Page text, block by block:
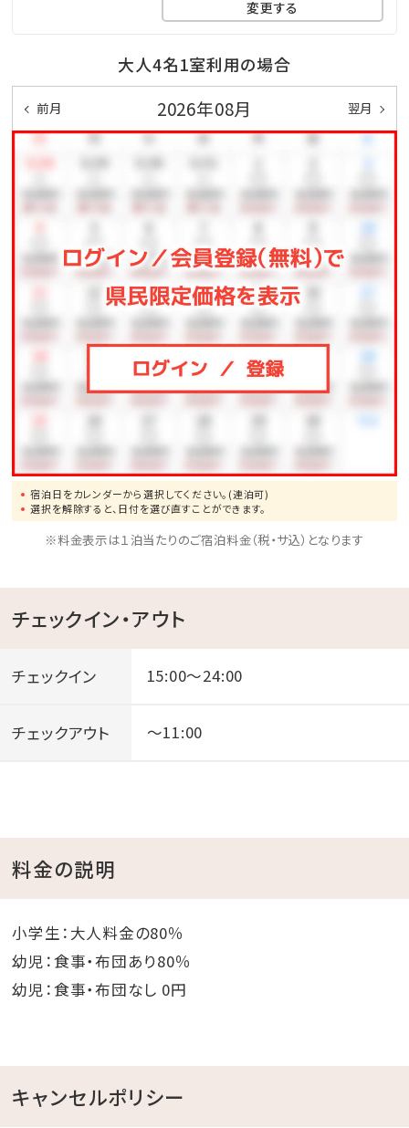
■OMOTENASHI-おもてなし-
・屋外プライベートプール（4月～10月）
・ホテルマハイナ大浴場利用可
（別館宿泊者無料／本館宿泊者500円）
└無料シャトルバス運行（当ホテル－ハナサキマルシ
ェ・系列ホテルマハイナ）
・無料Wi-Fi完備
・無料駐車場完備
※おもてなしは、いかなる場合も返金・換金は致しかね
ます。
■KIDS-お子様サービス-
・貸出備品（ベビーカー、ベビーベッド、ベッドガードな
ど）
※事前予約可。数に限りがございます。
【徒歩-約10分-】備瀬フクギ並木
【車-約5分-】オキナワ ハナサキマルシェ
【車-約10分-】スーパー、ドラックストア
>>スタンダードツイン・ガーデンプール(2～4名)はこち
>>スタンダードツイン・オーシャン(1～4名)はこちら
>>スタンダードツイン・ガーデン(2～4名)はこちら
変更する
大人4名1室利用の場合
前月 2026年08月 翌月
宿泊日をカレンダーから選択してください。(連泊可)
選択を解除すると、日付を選び直すことができます。
※料金表示は１泊当たりのご宿泊料金（税・サ込）となります
チェックイン・アウト
チェックイン 15:00～24:00
チェックアウト ～11:00
料金の説明
小学生：大人料金の80％
幼児：食事・布団あり80％
幼児：食事・布団なし 0円
キャンセルポリシー